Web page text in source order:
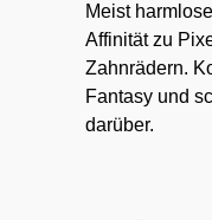
Meist
Affinität zu
Zahnrädern.
Fantasy und
darüber.